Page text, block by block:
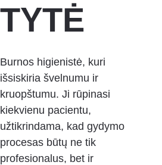
TYTĖ
Burnos higienistė, kuri
išsiskiria švelnumu ir
kruopštumu. Ji rūpinasi
kiekvienu pacientu,
užtikrindama, kad gydymo
procesas būtų ne tik
profesionalus, bet ir